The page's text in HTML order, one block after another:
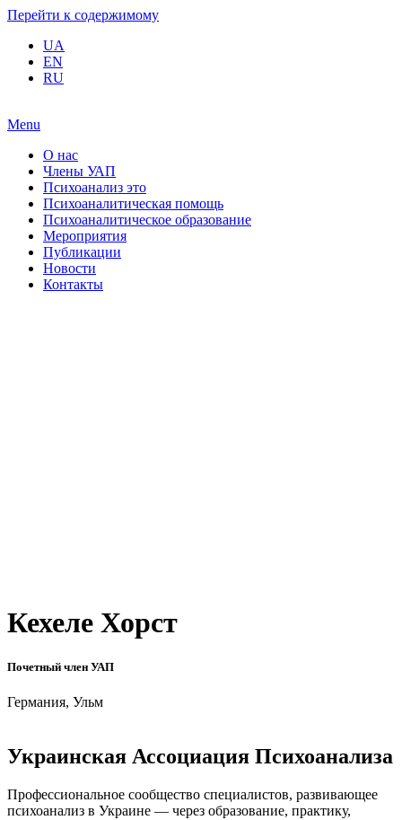
Перейти к содержимому
UA
EN
RU
Menu
О нас
Члены УАП
Психоанализ это
Психоаналитическая помощь
Психоаналитическое образование
Мероприятия
Публикации
Новости
Контакты
Кехеле Хорст
Почетный член УАП
Германия, Ульм
Украинская Ассоциация Психоанализа
Профессиональное сообщество специалистов, развивающее
психоанализ в Украине — через образование, практику,